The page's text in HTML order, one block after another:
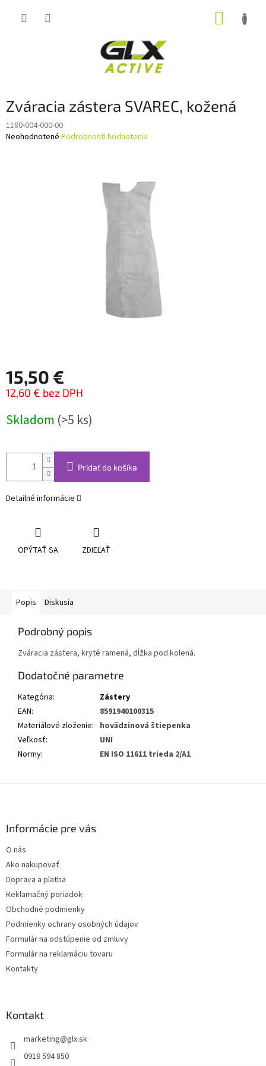
Zváracia zástera SVAREC, kožená
1180-004-000-00
Priemerné
Neohodnotené Podrobnosti hodnotenia
15,50 €
12,60 € bez DPH
cena:
Skladom (>5 ks)
Pridať do košíka
Detailné informácie
OPÝTAŤ SA ZDIEĽAŤ
Popis Diskusia
Podrobný popis
Zváracia zástera, kryté ramená, dĺžka pod kolená.
Dodatočné parametre
Kategória:
Zástery
EAN:
8591940100315
Materiálové zloženie: hovädzinová štiepenka
Veľkosť:
UNI
Normy: EN ISO 11611 trieda 2/A1
Informácie pre vás
O nás
Ako nakupovať
Doprava a platba
Reklamačný poriadok
Obchodné podmienky
Podmienky ochrany osobných údajov
Formulár na odstúpenie od zmluvy
Formulár na reklamáciu tovaru
Kontakty
Kontakt
marketing@glx.sk
0918 594 850